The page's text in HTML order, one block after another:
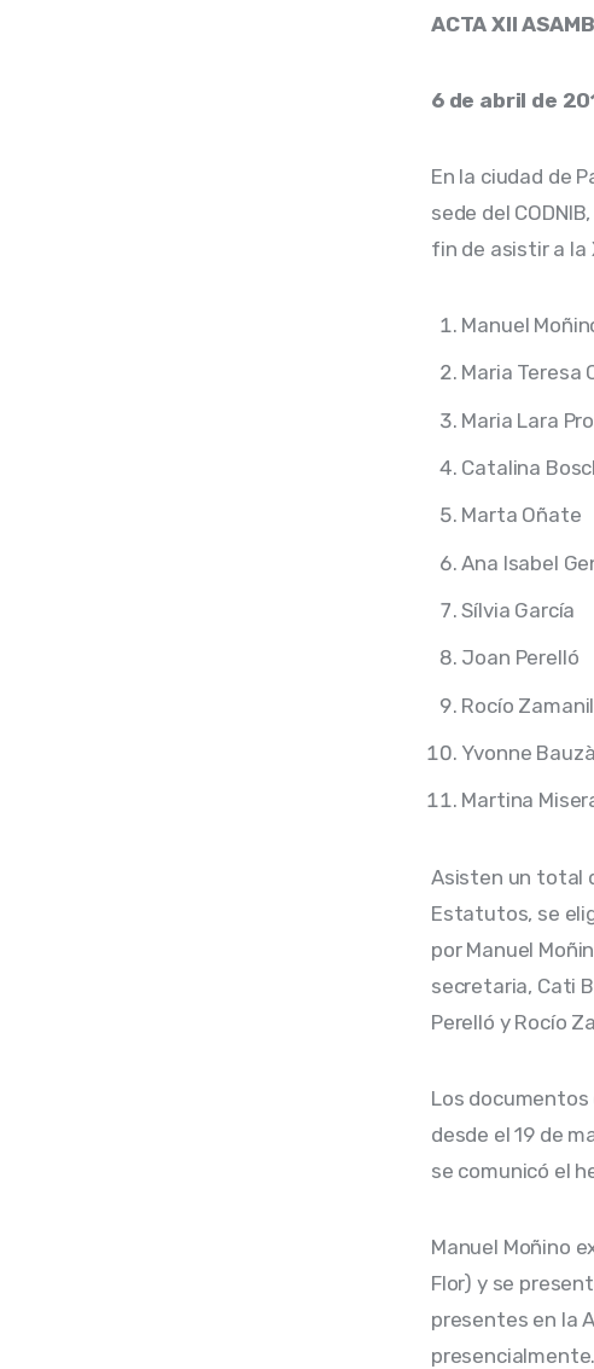
ACTA XII
6 de abril de
En la ciudad de
sede del
fin de asistir a la
Manuel
Maria Teresa
Maria Lara
Catalina
Marta Oñate
Ana Isabel
Sílvia García
Joan Perelló
Rocío
Yvonne Bauzà
Martina
Asisten un total
Estatutos, se
por Manuel
secretaria, Cati
Perelló y Rocío
Los
desde el 19 de
se comunicó el
Manuel Moñino
Flor) y se
presentes en la